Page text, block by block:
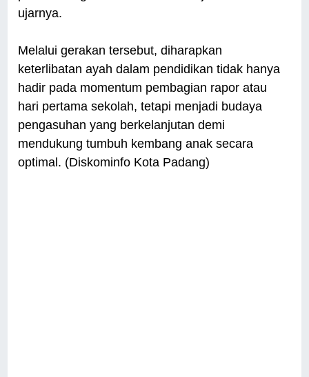
ujarnya.
Melalui gerakan tersebut, diharapkan
keterlibatan ayah dalam pendidikan tidak hanya
hadir pada momentum pembagian rapor atau
hari pertama sekolah, tetapi menjadi budaya
pengasuhan yang berkelanjutan demi
mendukung tumbuh kembang anak secara
optimal. (Diskominfo Kota Padang)